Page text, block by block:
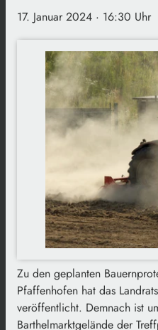
17. Januar 2024 · 16:30 Uhr
Zu den geplanten
Pfaffenhofen hat das
veröffentlicht. Demnach ist
Barthelmarktgelände der